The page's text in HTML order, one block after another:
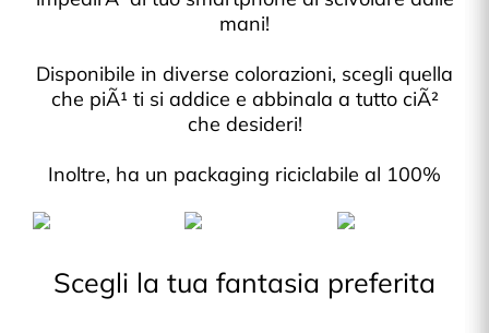
mani!
Disponibile in diverse colorazioni, scegli quella
che piÃ¹ ti si addice e abbinala a tutto ciÃ²
che desideri!
Inoltre, ha un packaging riciclabile al 100%
Scegli la tua fantasia preferita